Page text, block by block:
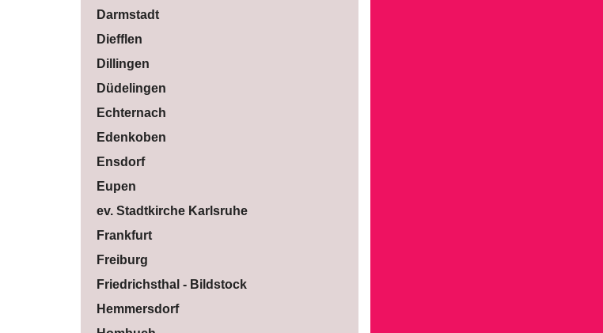
Darmstadt
Diefflen
Dillingen
Düdelingen
Echternach
Edenkoben
Ensdorf
Eupen
ev. Stadtkirche Karlsruhe
Frankfurt
Freiburg
Friedrichsthal - Bildstock
Hemmersdorf